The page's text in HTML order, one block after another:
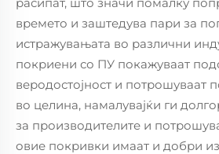
времето и заштедува пари за
истражувањата во различни
покриени со ПУ покажуваат
веродостојност и потрошуваат
во целина, намалувајќи ги
за производителите и
овие покривки имаат и добри